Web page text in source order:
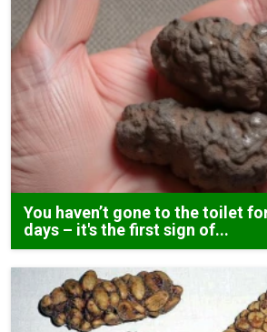
You haven’t gone to the toilet
days – it's the first sign of...